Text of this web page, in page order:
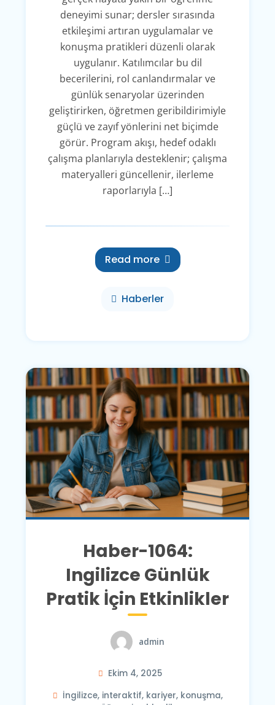
deneyimi sunar; dersler sırasında
etkileşimi artıran uygulamalar ve
konuşma pratikleri düzenli olarak
uygulanır. Katılımcılar bu dil
becerilerini, rol canlandırmalar ve
günlük senaryolar üzerinden
geliştirirken, öğretmen geribildirimiyle
güçlü ve zayıf yönlerini net biçimde
görür. Program akışı, hedef odaklı
çalışma planlarıyla desteklenir; çalışma
materyalleri güncellenir, ilerleme
raporlarıyla […]
Read more
Haberler
Haber-1064:
Ingilizce Günlük
Pratik İçin Etkinlikler
admin
Ekim 4, 2025
İngilizce, interaktif, kariyer, konuşma,